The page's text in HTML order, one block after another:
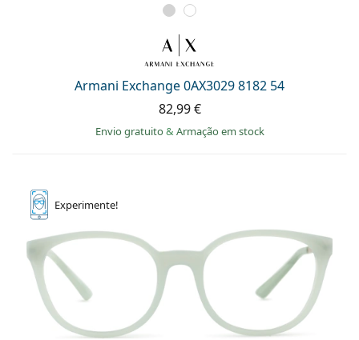
Armani Exchange 0AX3029 8182 54
82,99 €
Envio gratuito& Armação em stock
Experimente!